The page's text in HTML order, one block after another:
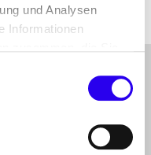
und Analysen
Informationen
Anmelden